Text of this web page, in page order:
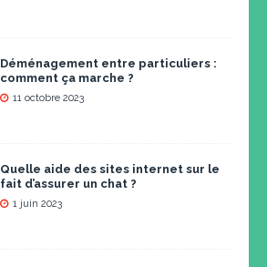
Déménagement entre particuliers :
comment ça marche ?
11 octobre 2023
Quelle aide des sites internet sur le
fait d’assurer un chat ?
1 juin 2023